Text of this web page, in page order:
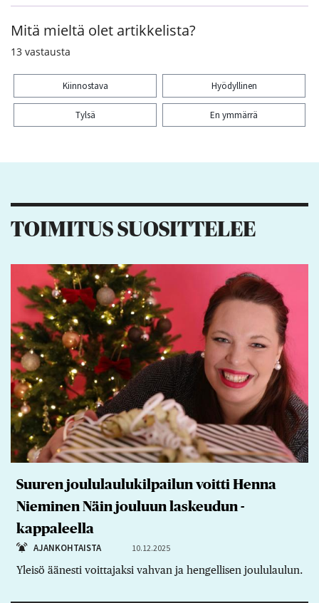
Mitä mieltä olet artikkelista?
13 vastausta
Kiinnostava Hyödyllinen
Tylsä En ymmärrä
TOIMITUS SUOSITTELEE
Suuren joululaulukilpailun voitti Henna
Nieminen Näin jouluun laskeudun -
kappaleella
AJANKOHTAISTA 10.12.2025
Yleisö äänesti voittajaksi vahvan ja hengellisen joululaulun.